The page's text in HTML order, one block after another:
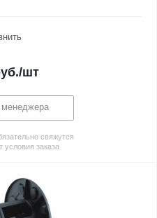
/шт
менеджера
свяжутся
условия заказа